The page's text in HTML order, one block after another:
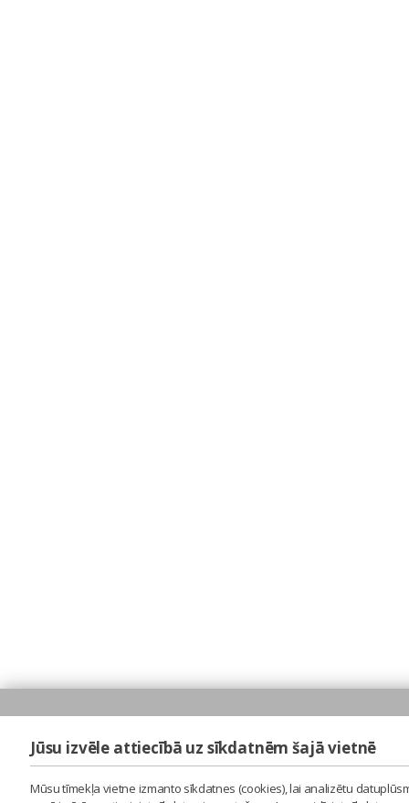
Jūsu izvēle attiecībā uz sīkdatnēm šajā vietnē
Mūsu tīmekļa vietne izmanto sīkdatnes (cookies), lai analizētu